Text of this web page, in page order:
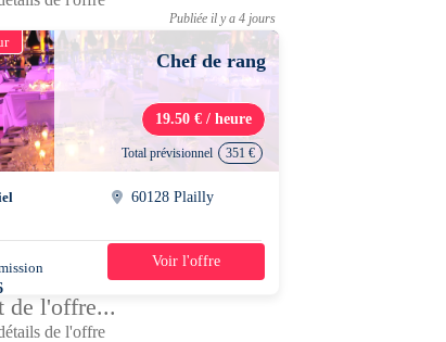
Publiée il y a 4 jours
Chef de rang
19.50 € / heure
Total prévisionnel 351 €
60128 Plailly
3 jours
Voir l'offre
de l'offre...
de l'offre